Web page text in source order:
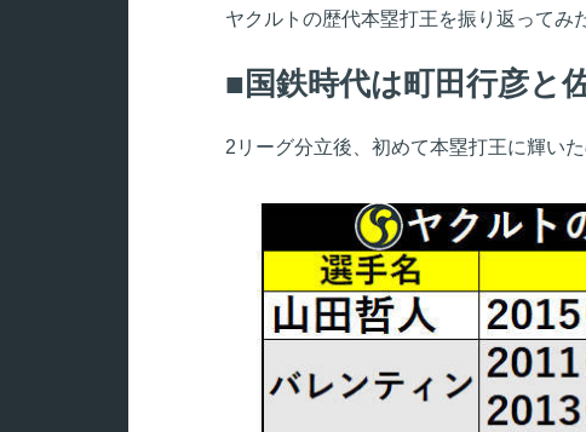
ヤクルトの歴代本塁打王を振り返ってみ
国鉄時代は町田行彦と
2リーグ分立後、初めて本塁打王に輝い